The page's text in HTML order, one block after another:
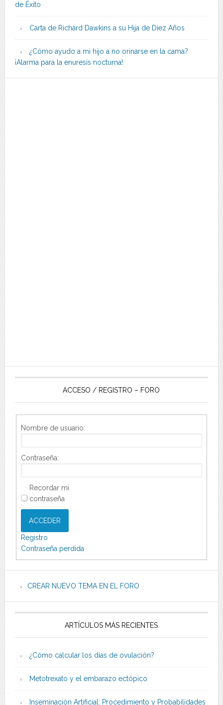
de Éxito
Carta de Richard Dawkins a su Hija de Diez Años
¿Cómo ayudo a mi hijo a no orinarse en la cama?
¡Alarma para la enuresis nocturna!
ACCESO / REGISTRO – FORO
Nombre de usuario:
Contraseña:
Recordar mi
contraseña
ACCEDER
Registro
Contraseña perdida
CREAR NUEVO TEMA EN EL FORO
ARTÍCULOS MÁS RECIENTES
¿Cómo calcular los días de ovulación?
Metotrexato y el embarazo ectópico
Inseminación Artificial: Procedimiento y Probabilidades